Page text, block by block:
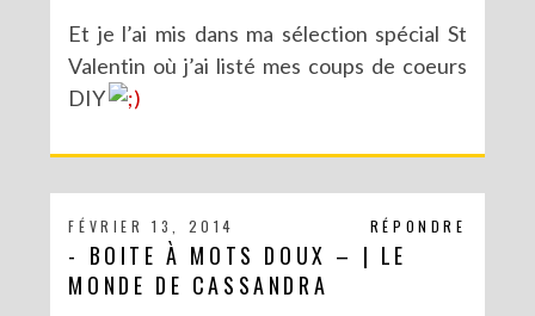
Et je l’ai mis dans ma sélection spécial St
Valentin où j’ai listé mes coups de coeurs
DIY
RÉPONDRE
FÉVRIER 13, 2014
- BOITE À MOTS DOUX – | LE
MONDE DE CASSANDRA